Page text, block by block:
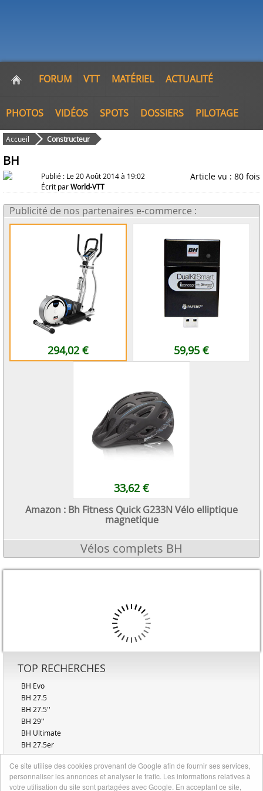
FORUM VTT MATÉRIEL ACTUALITÉ
PHOTOS VIDÉOS SPOTS DOSSIERS PILOTAGE
Accueil Constructeur
BH
Publié : Le 20 Août 2014 à 19:02
Écrit parWorld-VTT
Article vu : 80 fois
Publicité de nos partenaires e-commerce :
294,02 € 59,95 €
33,62 €
Amazon : Bh Fitness Quick G233N Vélo elliptique
magnetique
Vélos complets BH
TOP RECHERCHES
BH Evo
BH 27.5
BH 27.5''
BH 29''
BH Ultimate
BH 27.5er
BH 2014
BH 29er
BH 9.9
Ce site utilise des cookies provenant de Google afin de fournir ses services,
personnaliser les annonces et analyser le trafic. Les informations relatives à
votre utilisation du site sont partagées avec Google. En acceptant ce site,